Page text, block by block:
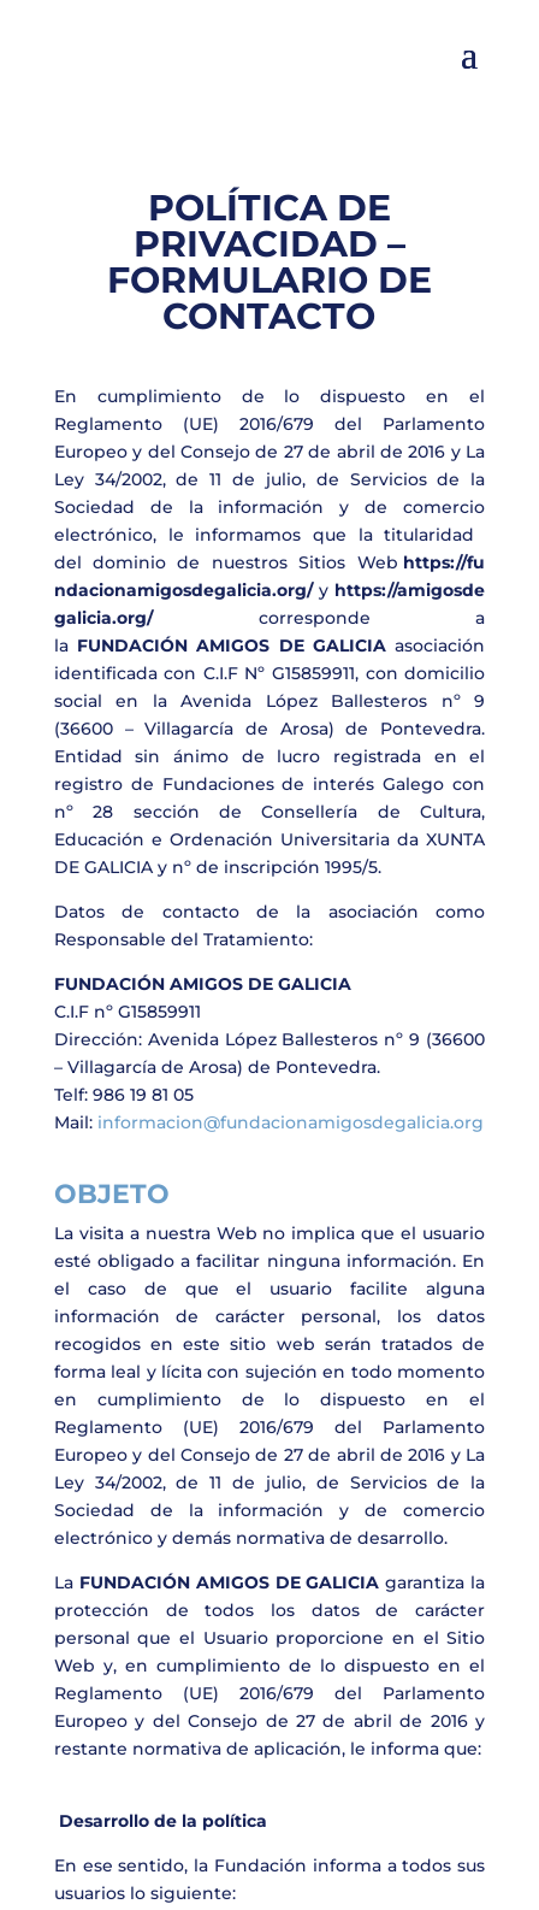
POLÍTICA DE
PRIVACIDAD –
FORMULARIO DE
CONTACTO
En cumplimiento de lo dispuesto en el
Reglamento (UE) 2016/679 del Parlamento
Europeo y del Consejo de 27 de abril de 2016 y La
Ley 34/2002, de 11 de julio, de Servicios de la
Sociedad de la información y de comercio
electrónico,
le informamos que la titularidad
del dominio de nuestros Sitios Web https://fu
ndacionamigosdegalicia.org/ y https://amigosde
galicia.org/
corresponde a
la FUNDACIÓN AMIGOS DE GALICIA asociación
identificada con C.I.F Nº G15859911, con domicilio
social en la Avenida López Ballesteros nº 9
(36600 – Villagarcía de Arosa) de Pontevedra.
Entidad sin ánimo de lucro registrada en el
registro de Fundaciones de interés Galego con
nº 28 sección de Consellería de Cultura,
Educación e Ordenación Universitaria da XUNTA
DE GALICIA y nº de inscripción 1995/5.
Datos de contacto de la asociación como
Responsable del Tratamiento:
FUNDACIÓN AMIGOS DE GALICIA
C.I.F nº G15859911
Dirección: Avenida López Ballesteros nº 9 (36600
– Villagarcía de Arosa) de Pontevedra.
Telf: 986 19 81 05
Mail: informacion@fundacionamigosdegalicia.org
OBJETO
La visita a nuestra Web no implica que el usuario
esté obligado a facilitar ninguna información. En
el caso de que el usuario facilite alguna
información de carácter personal, los datos
recogidos en este sitio web serán tratados de
forma leal y lícita con sujeción en todo momento
en cumplimiento de lo dispuesto en el
Reglamento (UE) 2016/679 del Parlamento
Europeo y del Consejo de 27 de abril de 2016 y La
Ley 34/2002, de 11 de julio, de Servicios de la
Sociedad de la información y de comercio
electrónico y demás normativa de desarrollo.
La FUNDACIÓN AMIGOS DE GALICIAgarantiza la
protección de todos los datos de carácter
personal que el Usuario proporcione en el Sitio
Web y, en cumplimiento de lo dispuesto en el
Reglamento (UE) 2016/679 del Parlamento
Europeo y del Consejo de 27 de abril de 2016 y
restante normativa de aplicación, le informa que:
Desarrollo de la política
En ese sentido, la Fundación informa a todos sus
usuarios lo siguiente: